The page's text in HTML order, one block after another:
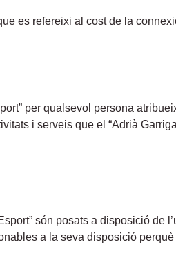
es refereixi al cost de la
per qualsevol persona
i serveis que el “Adrià
són posats a disposició de
a la seva disposició